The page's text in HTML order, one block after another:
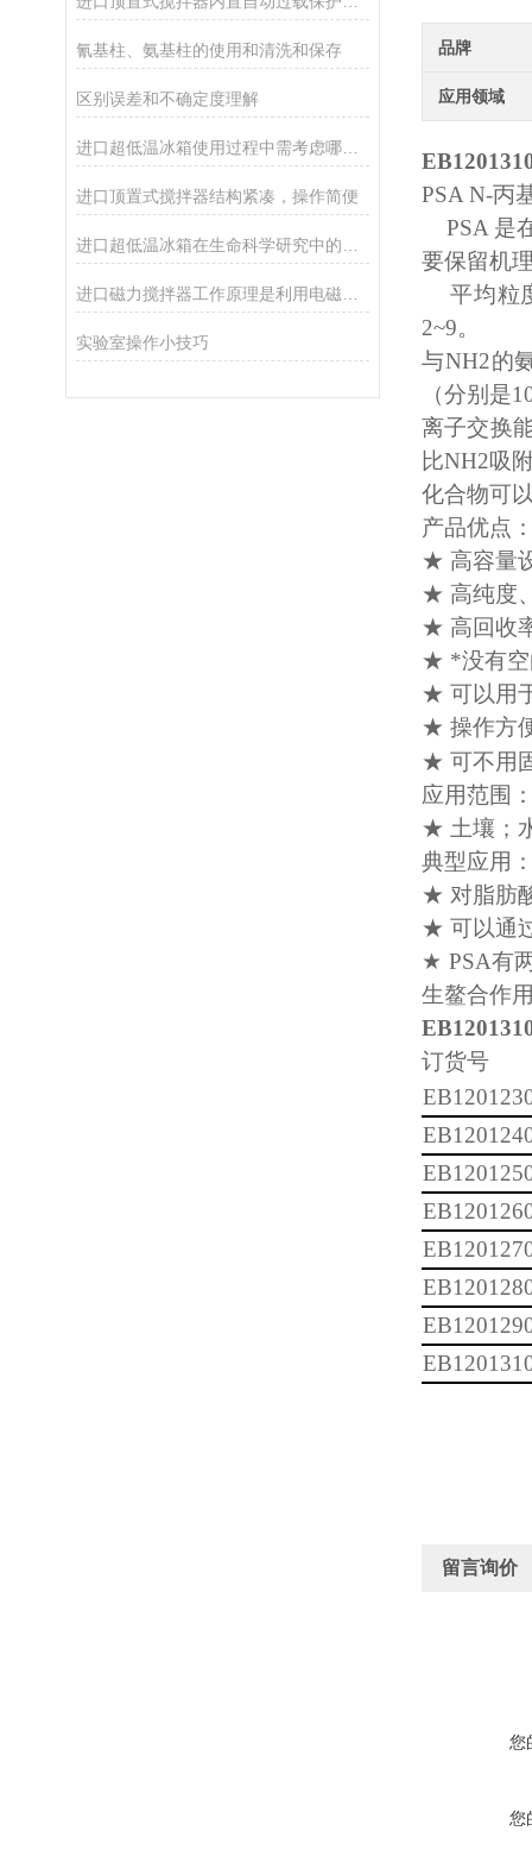
氰基柱、氨基柱的使用和清洗和保存
区别误差和不确定度理解
进口超低温冰箱使用过程中需考虑哪些因素？
进口顶置式搅拌器结构紧凑，操作简便
进口磁力搅拌器工作原理是利用电磁感应原理
实验室操作小技巧
品牌
应用领域
PSA N-丙
PSA 是
要保留机
平均粒
2~9。
与NH2的
（分别是
离子交换
比NH2吸
化合物可
产品优点
★ 高容量
★ 高纯度
★ 高回收
★ *没有空
★ 可以用
★ 操作方
★ 可不用
应用范围
★ 土壤；
典型应用
★ 对脂肪
★ 可以通
★ PSA有
生鳌合作
订货号
留言询价
您
您